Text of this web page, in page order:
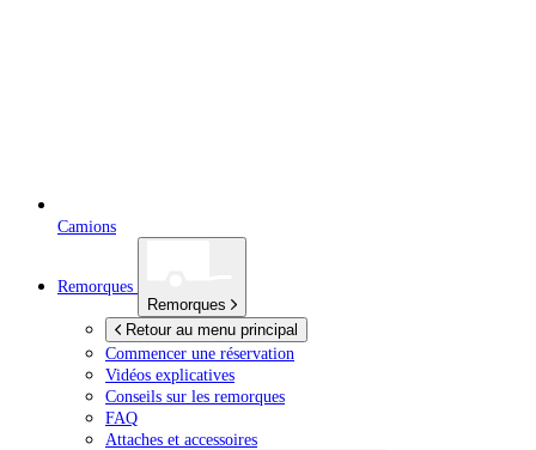
Camions
Remorques
Remorques
Retour au menu principal
Commencer une réservation
Vidéos explicatives
Conseils sur les remorques
FAQ
Attaches et accessoires